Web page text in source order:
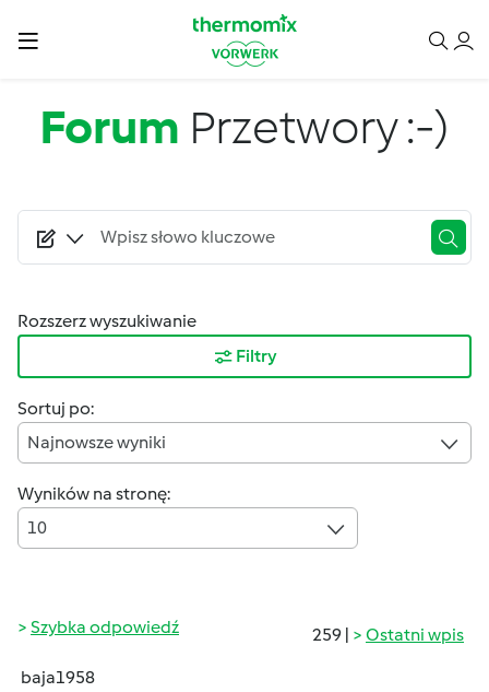
Forum Przetwory :-)
Rozszerz wyszukiwanie
Filtry
Sortuj po:
Najnowsze wyniki
Wyników na stronę:
10
259 | Ostatni wpis
Szybka odpowiedź
baja1958